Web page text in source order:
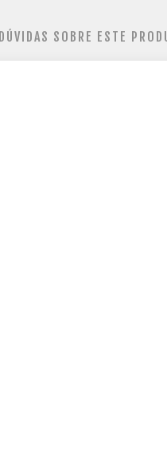
DÚVIDAS SOBRE ESTE